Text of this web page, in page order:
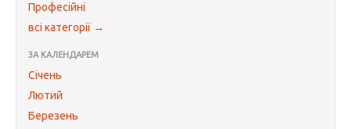
Професійні
всі категорії →
ЗА КАЛЕНДАРЕМ
Січень
Лютий
Березень